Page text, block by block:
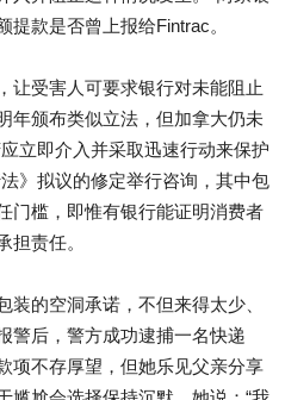
款是否曾上报给Fintrac。
让受害人可要求银行对未能阻止
年颁布类似立法，但加拿大仍未
立即介入并采取迅速行动来保护
》拟议的修定举行咨询，其中包
门槛，即惟有银行能证明消费者
担责任。
的空洞承诺，不但来得太少、
警后，警方成功逮捕一名快递
项不存厚望，但她乐见父亲分享